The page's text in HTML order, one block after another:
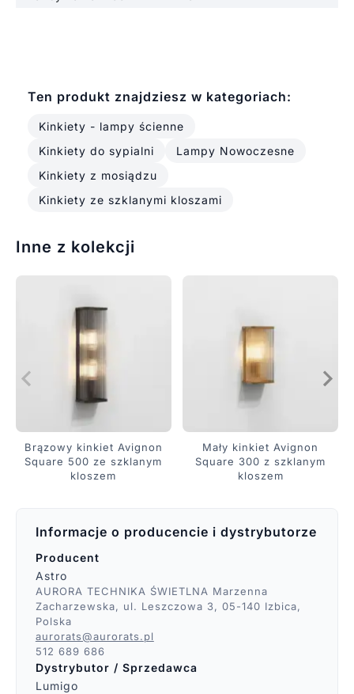
Ten produkt znajdziesz w kategoriach:
Kinkiety - lampy ścienne
Kinkiety do sypialni
Lampy Nowoczesne
Kinkiety z mosiądzu
Kinkiety ze szklanymi kloszami
Inne z kolekcji
Brązowy kinkiet Avignon
Square 500 ze szklanym
kloszem
Mały kinkiet Avignon
Square 300 z szklanym
kloszem
Informacje o producencie i dystrybutorze
Producent
Astro
AURORA TECHNIKA ŚWIETLNA Marzenna
Zacharzewska, ul. Leszczowa 3, 05-140 Izbica,
Polska
aurorats@aurorats.pl
512 689 686
Dystrybutor / Sprzedawca
Lumigo